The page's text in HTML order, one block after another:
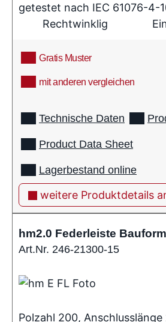
getestet nach IEC 61076-4-
Rechtwinklig
Gratis Muster
mit anderen vergleichen
Technische Daten
Product Data Sheet
Lagerbestand online
weitere Produktdetails
hm2.0 Federleiste
Art.Nr. 246-21300-15
Polzahl 200,